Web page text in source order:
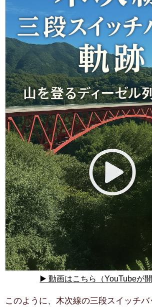
▶️ 動画はこちら（YouTubeが開
このように、木次線の三段スイッチバ